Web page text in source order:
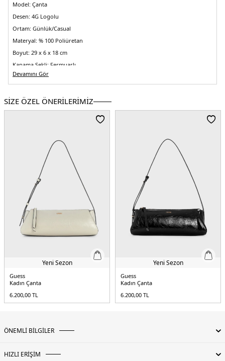
Model: Çanta
Desen: 4G Logolu
Ortam: Günlük/Casual
Materyal: % 100 Poliüretan
Boyut: 29 x 6 x 18 cm
Kapama Şekli: Fermuarlı
Cep Tipi:Arkada Fermuarlı Cep
Yaş Grubu: Yetişkin
Askı Türü:Çıkarılabilir ve Ayarlanabilir Askılı
5DE2HWBG9672180DKO.17
Devamını Gör
SİZE ÖZEL ÖNERİLERİMİZ
Yeni Sezon
Guess
Kadın Çanta
6.200,00 TL
Yeni Sezon
Guess
Kadın Çanta
6.200,00 TL
ÖNEMLİ BİLGİLER
HIZLI ERİŞİM